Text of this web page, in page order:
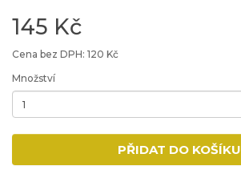
145 Kč
Cena bez DPH: 120 Kč
Množství
PŘIDAT DO KOŠÍKU